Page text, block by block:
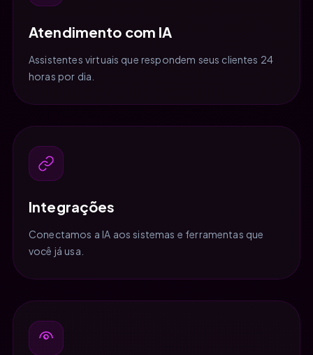
Atendimento com IA
Assistentes virtuais que respondem seus clientes 24
horas por dia.
Integrações
Conectamos a IA aos sistemas e ferramentas que
você já usa.